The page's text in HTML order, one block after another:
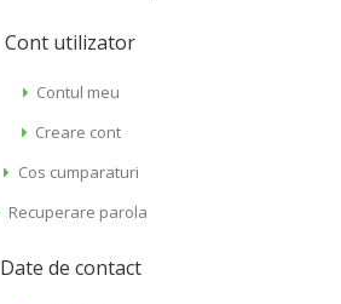
Cont utilizator
Contul meu
Creare cont
Cos cumparaturi
Recuperare parola
Date de contact